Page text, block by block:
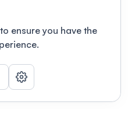
ensure you have the